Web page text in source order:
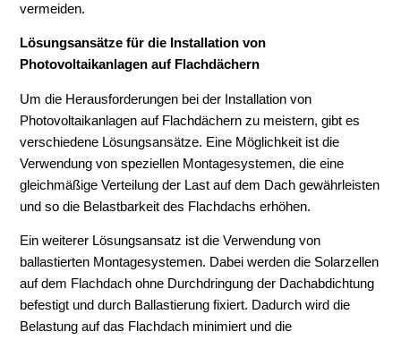
vermeiden.
Lösungsansätze für die Installation von
Photovoltaikanlagen auf Flachdächern
Um die Herausforderungen bei der Installation von
Photovoltaikanlagen auf Flachdächern zu meistern, gibt es
verschiedene Lösungsansätze. Eine Möglichkeit ist die
Verwendung von speziellen Montagesystemen, die eine
gleichmäßige Verteilung der Last auf dem Dach gewährleisten
und so die Belastbarkeit des Flachdachs erhöhen.
Ein weiterer Lösungsansatz ist die Verwendung von
ballastierten Montagesystemen. Dabei werden die Solarzellen
auf dem Flachdach ohne Durchdringung der Dachabdichtung
befestigt und durch Ballastierung fixiert. Dadurch wird die
Belastung auf das Flachdach minimiert und die